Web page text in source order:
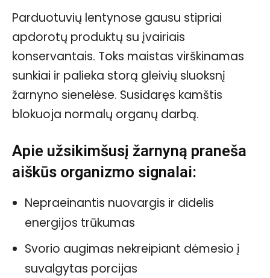
Parduotuvių lentynose gausu stipriai
apdorotų produktų su įvairiais
konservantais. Toks maistas virškinamas
sunkiai ir palieka storą gleivių sluoksnį
žarnyno sienelėse. Susidaręs kamštis
blokuoja normalų organų darbą.
Apie užsikimšusį žarnyną praneša
aiškūs organizmo signalai:
Nepraeinantis nuovargis ir didelis
energijos trūkumas
Svorio augimas nekreipiant dėmesio į
suvalgytas porcijas